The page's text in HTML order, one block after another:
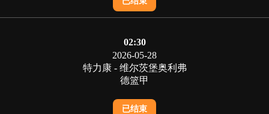
02:30
2026-05-28
特力康 - 维尔茨堡奥利弗
德篮甲
已结束